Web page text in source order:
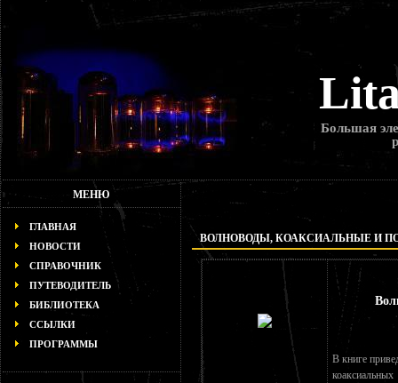
Большая
МЕНЮ
ГЛАВНАЯ
НОВОСТИ
СПРАВОЧНИК
ПУТЕВОДИТЕЛЬ
БИБЛИОТЕКА
ССЫЛКИ
ПРОГРАММЫ
ВОЛНОВОДЫ, КОАКСИАЛЬНЫЕ И
В книге